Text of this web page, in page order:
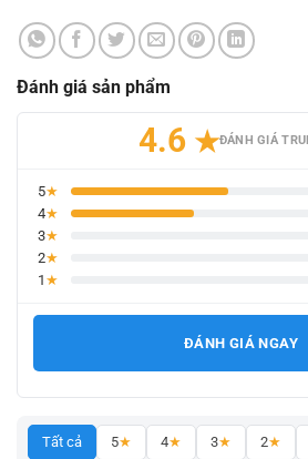
Đánh giá sản phẩm
4.6 ★ĐÁNH GIÁ
5★
4★
3★
2★
1 ★
ĐÁNH GIÁ NGAY
Tất cả 5★ 4★ 3★ 2★